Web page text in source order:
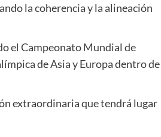
la coherencia y la alineación
el Campeonato Mundial de
de Asia y Europa dentro de
extraordinaria que tendrá lugar